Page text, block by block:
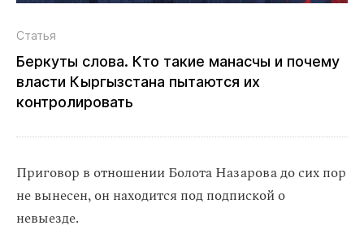
Статья
Беркуты слова. Кто такие манасчы и почему
власти Кыргызстана пытаются их
контролировать
Приговор в отношении Болота Назарова до сих пор
не вынесен, он находится под подпиской о
невыезде.